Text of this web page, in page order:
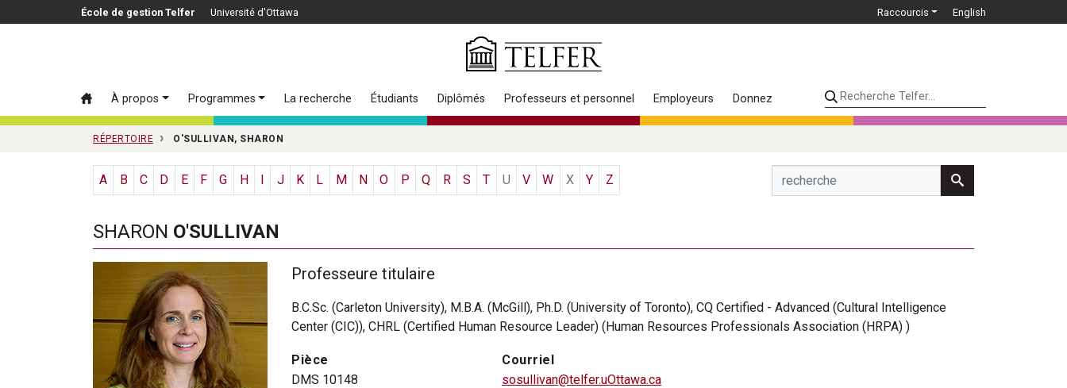
Passer au contenu principal
École de gestion Telfer Université d'Ottawa Raccourcis English
À propos Programmes La recherche Étudiants Diplômés Professeurs et personnel Employeurs DonnezRecherche Telfer...
RÉPERTOIRE O'SULLIVAN, SHARON
A B C D E F G H J K L M N O P Q R S T U V W X Y Z
SHARON O'SULLIVAN
Professeure titulaire
B.C.Sc. (Carleton University), M.B.A. (McGill), Ph.D. (University of Toronto), CQ Certified - Advanced (Cultural Intelligence
Center (CIC)), CHRL (Certified Human Resource Leader) (Human Resources Professionals Association (HRPA) )
Pièce
DMS 10148
Courriel
sosullivan@telfer.uOttawa.ca